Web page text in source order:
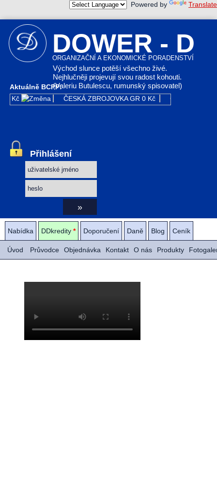
Powered by Translate
DOWER - D
ORGANIZAČNÍ A EKONOMICKÉ PORADENSTVÍ
Východ slunce potěší všechno živé.
Nejhlučněji projevují svou radost kohouti.
(Valeriu Butulescu, rumunský spisovatel)
Aktuálně BCPP:
0 Kč ČESKÁ ZBROJOVKA GR 0 Kč ČEZ
Přihlášení
Nabídka DDkredity * Doporučení Daně Blog Ceník
Úvod Průvodce Objednávka Kontakt O nás Produkty